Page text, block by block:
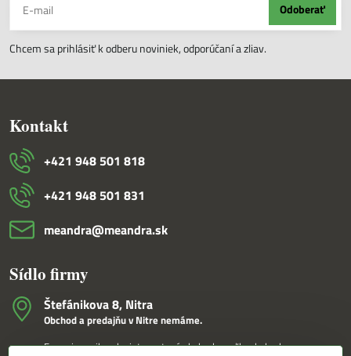
Odoberať
Chcem sa prihlásiť k odberu noviniek, odporúčaní a zliav.
Kontakt
+421 948 501 818
+421 948 501 831
meandra​@meandra​.sk
Sídlo firmy
Štefánikova 8, Nitra
Obchod a predajňu v Nitre nemáme.
Fungujeme iba ako internetový obchod a veľkoobchod.